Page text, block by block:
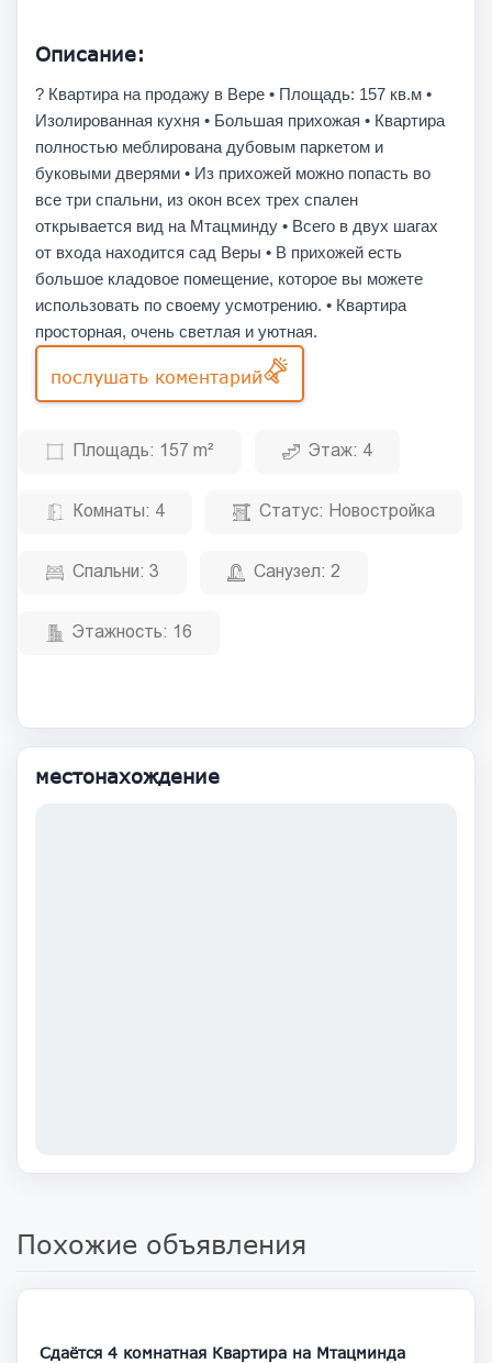
Описание:
? Квартира на продажу в Вере • Площадь: 157 кв.м •
Изолированная кухня • Большая прихожая • Квартира
полностью меблирована дубовым паркетом и
буковыми дверями • Из прихожей можно попасть во
все три спальни, из окон всех трех спален
открывается вид на Мтацминду • Всего в двух шагах
от входа находится сад Веры • В прихожей есть
большое кладовое помещение, которое вы можете
использовать по своему усмотрению. • Квартира
просторная, очень светлая и уютная.
послушать коментарий
Площадь: 157 m² Этаж: 4
Комнаты: 4 Статус: Новостройка
Спальни: 3 Санузел: 2
Этажность: 16
местонахождение
Похожие объявления
1 500
Сдаётся 4 комнатная Квартира на Мтацминда